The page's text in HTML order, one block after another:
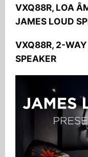
VXQ88R, LOA
JAMES LOUD
VXQ88R, 2-
SPEAKER